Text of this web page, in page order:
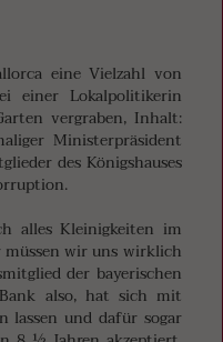
eine Vielzahl von
einer Lokalpolitikerin
vergraben, Inhalt:
Ministerpräsident
des Königshauses
alles Kleinigkeiten im
müssen wir uns wirklich
der bayerischen
also, hat sich mit
lassen und dafür sogar